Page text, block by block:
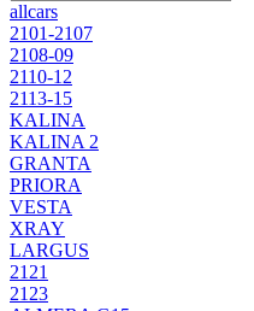
allcars
2101-2107
2108-09
2110-12
2113-15
KALINA
KALINA 2
GRANTA
PRIORA
VESTA
XRAY
LARGUS
2121
2123